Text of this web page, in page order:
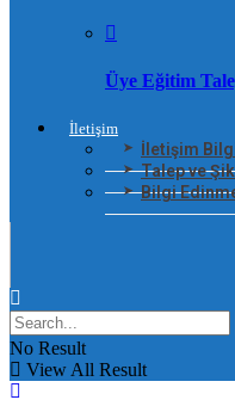
Üye Eğitim
İletişim
İletişim
Talep ve
Bilgi
No Result
View All Result